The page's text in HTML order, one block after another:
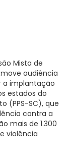
Mista de
audiência
a implantação
estados do
(PPS-SC), que
contra a
mais de 1.300
violência